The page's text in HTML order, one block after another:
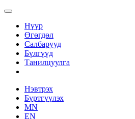
Нүүр
Өгөгдөл
Салбарууд
Бүлгүүд
Танилцуулга
Нэвтрэх
Бүртгүүлэх
MN
EN